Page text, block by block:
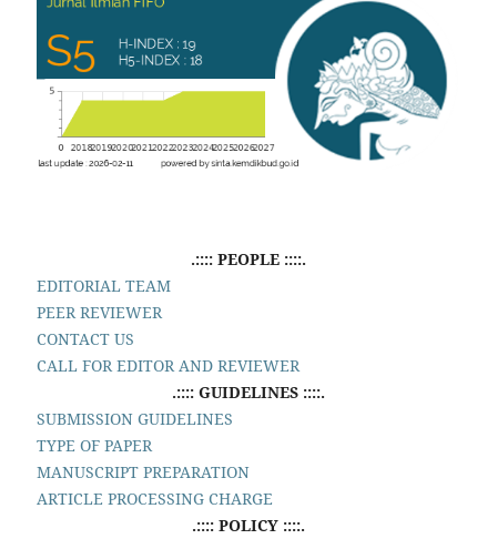
.:::: PEOPLE ::::.
EDITORIAL TEAM
PEER REVIEWER
CONTACT US
CALL FOR EDITOR AND REVIEWER
.:::: GUIDELINES ::::.
SUBMISSION GUIDELINES
TYPE OF PAPER
MANUSCRIPT PREPARATION
ARTICLE PROCESSING CHARGE
.:::: POLICY ::::.